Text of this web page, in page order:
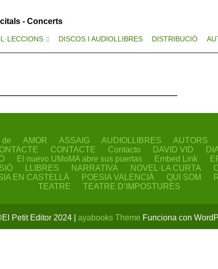
- Concerts
DISCOS I AUDIOLLIBRES DISTRIBUCIÓ
de AMOR ASSAIG AUDIOLLIBRES AUTORS
CONTACTE Contacto DAVID VID
El nuevo UMoMA abre sus puertas Embed Link
LLIBRES NARRATIVA NOVEL·LA CURTA
EN CASTELLÀ
POESIA VALENCIÀ QUI SOM
TEATRE
TEATRE D’IMPOSTURES
Petit Editor 2024 | ayabooks Theme Funciona con